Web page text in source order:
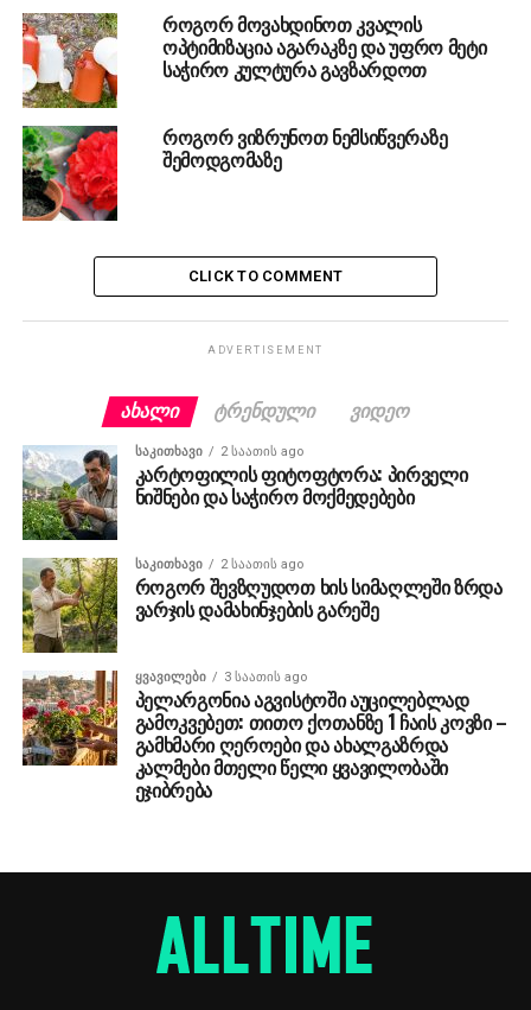
როგორ მოვახდინოთ კვალის
ოპტიმიზაცია აგარაკზე და უფრო მეტი
საჭირო კულტურა გავზარდოთ
როგორ ვიზრუნოთ ნემსიწვერაზე
შემოდგომაზე
CLICK TO COMMENT
ADVERTISEMENT
ᲐᲮᲐᲚᲘ ᲢᲠᲔᲜᲓᲣᲚᲘ ᲕᲘᲓᲔᲝ
ᲡᲐᲙᲘᲗᲮᲐᲕᲘ 2 საათის ago
კარტოფილის ფიტოფტორა: პირველი
ნიშნები და საჭირო მოქმედებები
ᲡᲐᲙᲘᲗᲮᲐᲕᲘ 2 საათის ago
როგორ შევზღუდოთ ხის სიმაღლეში ზრდა
ვარჯის დამახინჯების გარეშე
ᲧᲕᲐᲕᲘᲚᲔᲑᲘ 3 საათის ago
პელარგონია აგვისტოში აუცილებლად
გამოკვებეთ: თითო ქოთანზე 1 ჩაის კოვზი –
გამხმარი ღეროები და ახალგაზრდა
კალმები მთელი წელი ყვავილობაში
ეჯიბრება